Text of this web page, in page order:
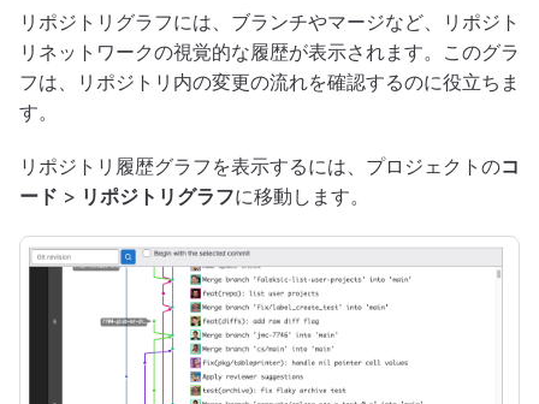
リポジトリグラフには、ブランチやマージなど、リポジト
リネットワークの視覚的な履歴が表示されます。このグラ
フは、リポジトリ内の変更の流れを確認するのに役立ちま
す。
リポジトリ履歴グラフを表示するには、プロジェクトのコ
ード > リポジトリグラフに移動します。